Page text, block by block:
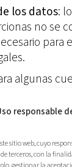
responsable
sitio web, cuyo
terceros, con la
los datos:
no se
algunas
del
firmado el
datos de
del